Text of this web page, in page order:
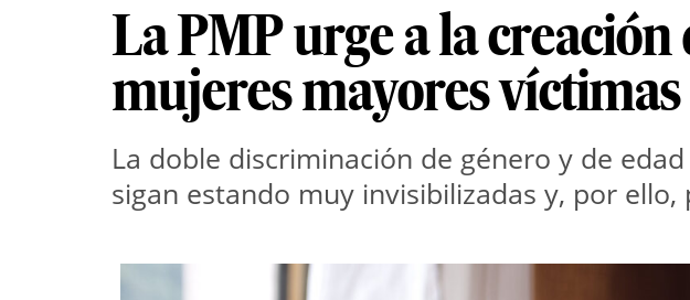
La PMP urge a la
mujeres mayores
La doble discriminación de género y de
sigan estando muy invisibilizadas y, por ello,